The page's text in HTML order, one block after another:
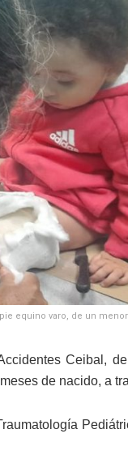
equino varo, de un
Ceibal, del
de nacido, a